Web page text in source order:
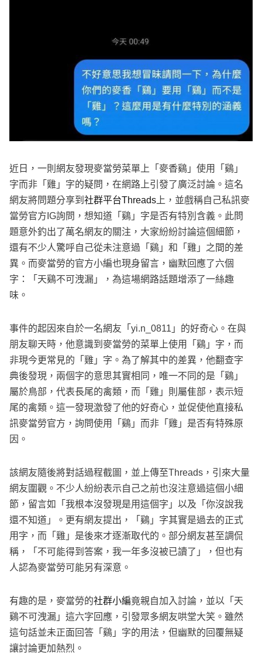
近日，一則網友發現麥當勞菜單上「麥香鷄」使用「鷄」
字而非「雞」字的疑問，在網路上引發了廣泛討論。這名
網友將問題分享到社群平台Threads 上，並戲稱自己私訊麥
當勞官方IG詢問，想知道「鷄」字是否有特別含義。此問
題意外釣出了萬名網友的關注，大家紛紛討論這個細節，
還有不少人驚呼自己從未注意過「鷄」和「雞」之間的差
異。而麥當勞的官方小編也現身留言，幽默回應了六個
字：「天鷄不可洩漏」，為這場網路話題增添了一絲趣
味。
事件的起因來自於一名網友「yi.n_0811」的好奇心。在與
朋友聊天時，他意識到麥當勞的菜單上使用「鷄」字，而
非現今更常見的「雞」字。為了解其中的差異，他翻查字
典後發現，兩個字的意思其實相同，唯一不同的是「鷄」
屬於鳥部，代表長尾的禽類，而「雞」則屬隹部，表示短
尾的禽類。這一發現激發了他的好奇心，並促使他直接私
訊麥當勞官方，詢問使用「鷄」而非「雞」是否有特殊原
因。
該網友隨後將對話過程截圖，並上傳至Threads，引來大量
網友圍觀。不少人紛紛表示自己之前也沒注意過這個小細
節，留言如「我根本沒發現是用這個字」以及「你沒說我
還不知道」。更有網友提出，「鷄」字其實是過去的正式
用字，而「雞」是後來才逐漸取代的。部分網友甚至調侃
稱，「不可能得到答案，我一年多沒被已讀了」，但也有
人認為麥當勞可能另有深意。
有趣的是，麥當勞的社群小編竟親自加入討論，並以「天
鷄不可洩漏」這六字回應，引發眾多網友哄堂大笑。雖然
這句話並未正面回答「鷄」字的用法，但幽默的回覆無疑
讓討論更加熱烈。